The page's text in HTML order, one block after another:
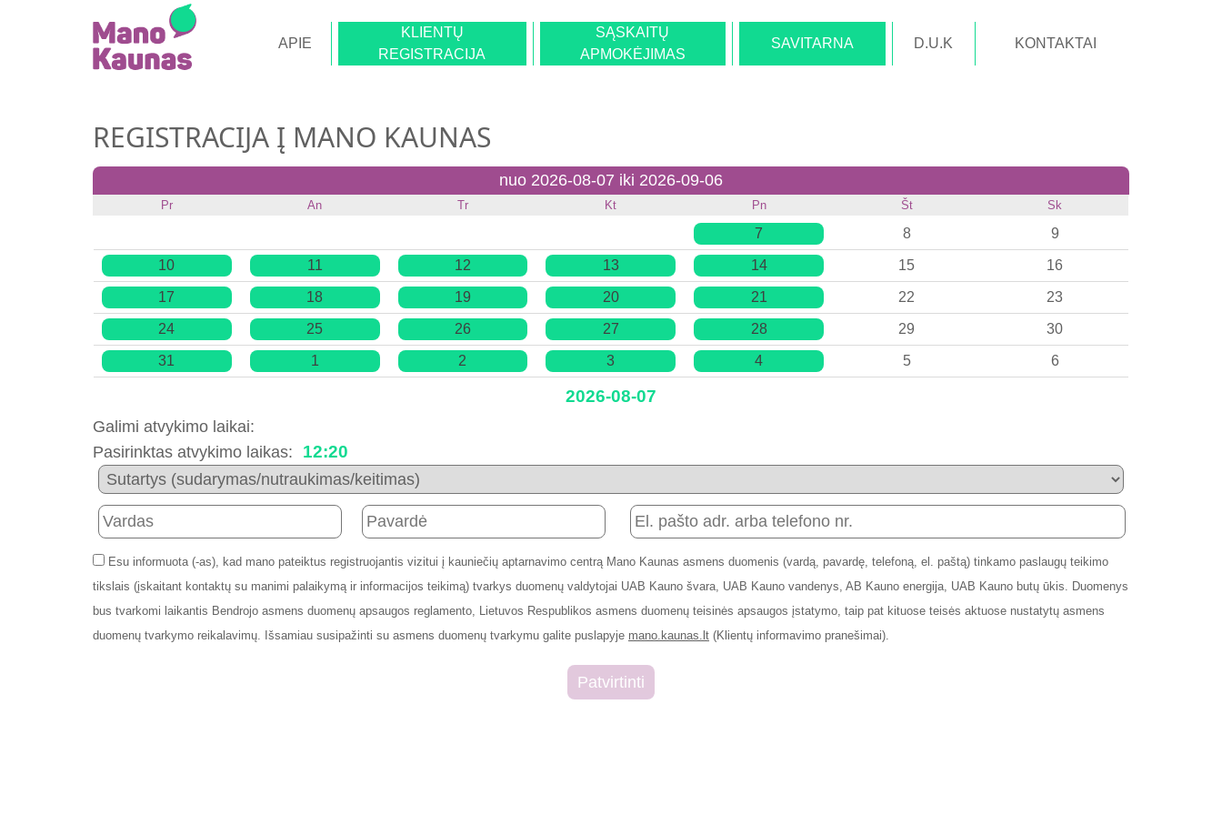
APIE
KLIENTŲ
REGISTRACIJA
SĄSKAITŲ
APMOKĖJIMAS
SAVITARNA D.U.K KONTAKTAI
REGISTRACIJA Į MANO KAUNAS
nuo 2026-08-07 iki 2026-09-06
Pr An Tr Kt Pn Št Sk
7 8 9
10 11 12 13 14 15 16
17 18 19 20 21 22 23
24 25 26 27 28 29 30
31 1 2 3 4 5 6
2026-08-07
Galimi atvykimo laikai:
Pasirinktas atvykimo laikas:
12:20
Esu informuota (-as), kad mano pateiktus registruojantis vizitui į kauniečių aptarnavimo centrą Mano Kaunas asmens duomenis (vardą, pavardę, telefoną, el. paštą) tinkamo paslaugų teikimo
tikslais (įskaitant kontaktų su manimi palaikymą ir informacijos teikimą) tvarkys duomenų valdytojai UAB Kauno švara, UAB Kauno vandenys, AB Kauno energija, UAB Kauno butų ūkis. Duomenys
bus tvarkomi laikantis Bendrojo asmens duomenų apsaugos reglamento, Lietuvos Respublikos asmens duomenų teisinės apsaugos įstatymo, taip pat kituose teisės aktuose nustatytų asmens
duomenų tvarkymo reikalavimų. Išsamiau susipažinti su asmens duomenų tvarkymu galite puslapyje mano.kaunas.lt (Klientų informavimo pranešimai).
Patvirtinti